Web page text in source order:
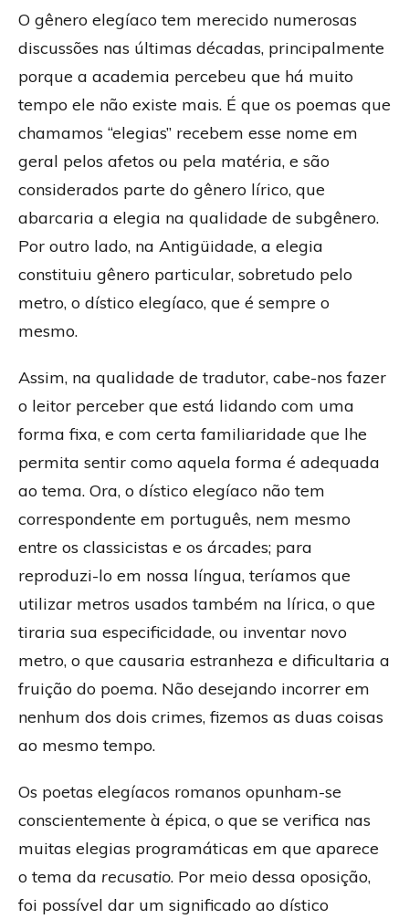
O gênero elegíaco tem merecido numerosas
discussões nas últimas décadas, principalmente
porque a academia percebeu que há muito
tempo ele não existe mais. É que os poemas que
chamamos “elegias” recebem esse nome em
geral pelos afetos ou pela matéria, e são
considerados parte do gênero lírico, que
abarcaria a elegia na qualidade de subgênero.
Por outro lado, na Antigüidade, a elegia
constituiu gênero particular, sobretudo pelo
metro, o dístico elegíaco, que é sempre o
mesmo.
Assim, na qualidade de tradutor, cabe-nos fazer
o leitor perceber que está lidando com uma
forma fixa, e com certa familiaridade que lhe
permita sentir como aquela forma é adequada
ao tema. Ora, o dístico elegíaco não tem
correspondente em português, nem mesmo
entre os classicistas e os árcades; para
reproduzi-lo em nossa língua, teríamos que
utilizar metros usados também na lírica, o que
tiraria sua especificidade, ou inventar novo
metro, o que causaria estranheza e dificultaria a
fruição do poema. Não desejando incorrer em
nenhum dos dois crimes, fizemos as duas coisas
ao mesmo tempo.
Os poetas elegíacos romanos opunham-se
conscientemente à épica, o que se verifica nas
muitas elegias programáticas em que aparece
o tema da recusatio. Por meio dessa oposição,
foi possível dar um significado ao dístico